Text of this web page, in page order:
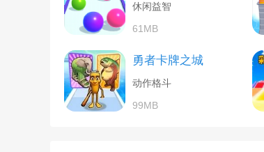
休闲益智
61MB
勇者卡牌之城
动作格斗
99MB